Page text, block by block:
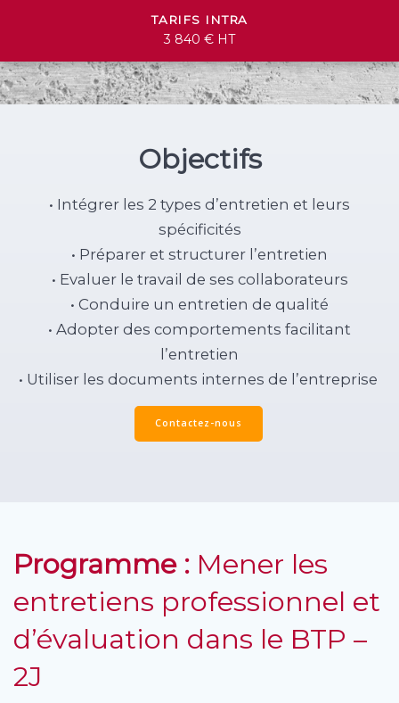
TARIFS INTRA
3 840 € HT
Objectifs
• Intégrer les 2 types d’entretien et leurs
spécificités
• Préparer et structurer l’entretien
• Evaluer le travail de ses collaborateurs
• Conduire un entretien de qualité
• Adopter des comportements facilitant
l’entretien
• Utiliser les documents internes de l’entreprise
Contactez-nous
Programme : Mener les
entretiens professionnel et
d’évaluation dans le BTP –
2J